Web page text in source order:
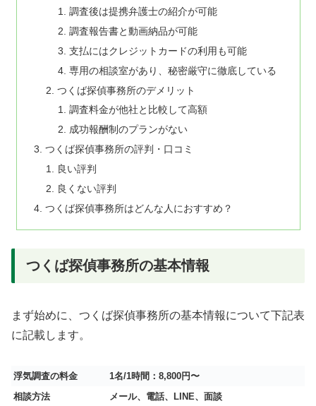
調査後は提携弁護士の紹介が可能
調査報告書と動画納品が可能
支払にはクレジットカードの利用も可能
専用の相談室があり、秘密厳守に徹底している
つくば探偵事務所のデメリット
調査料金が他社と比較して高額
成功報酬制のプランがない
つくば探偵事務所の評判・口コミ
良い評判
良くない評判
つくば探偵事務所はどんな人におすすめ？
つくば探偵事務所の基本情報
まず始めに、つくば探偵事務所の基本情報について下記表
に記載します。
浮気調査の料金
1名/1時間：8,800円〜
相談方法
メール、電話、LINE、面談